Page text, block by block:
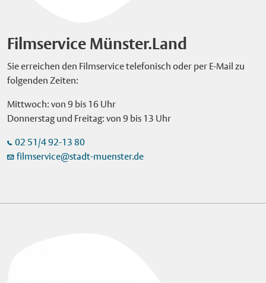
Filmservice Münster.Land
Sie erreichen den Filmservice telefonisch oder per E-Mail zu
folgenden Zeiten:
Mittwoch: von 9 bis 16 Uhr
Donnerstag und Freitag: von 9 bis 13 Uhr
02 51/4 92-13 80
filmservice@stadt-muenster.de